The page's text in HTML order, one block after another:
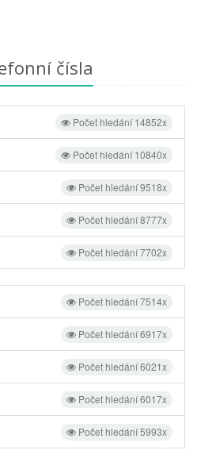
čísla
Počet hledání 14852x
Počet hledání 10840x
Počet hledání 9518x
Počet hledání 8777x
Počet hledání 7702x
Počet hledání 7514x
Počet hledání 6917x
Počet hledání 6021x
Počet hledání 6017x
Počet hledání 5993x